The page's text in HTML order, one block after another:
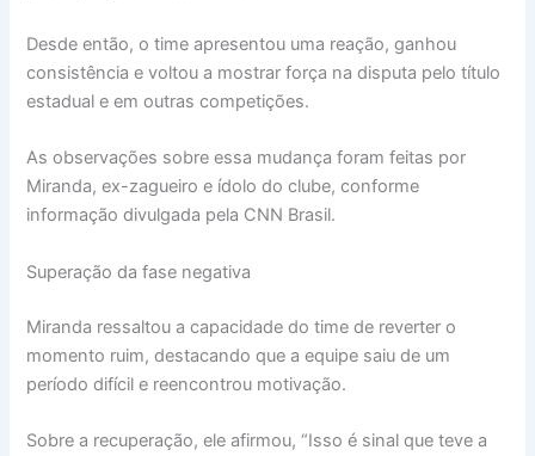
Desde então, o time apresentou uma reação, ganhou
consistência e voltou a mostrar força na disputa pelo título
estadual e em outras competições.
As observações sobre essa mudança foram feitas por
Miranda, ex-zagueiro e ídolo do clube, conforme
informação divulgada pela CNN Brasil.
Superação da fase negativa
Miranda ressaltou a capacidade do time de reverter o
momento ruim, destacando que a equipe saiu de um
período difícil e reencontrou motivação.
Sobre a recuperação, ele afirmou, “Isso é sinal que teve a